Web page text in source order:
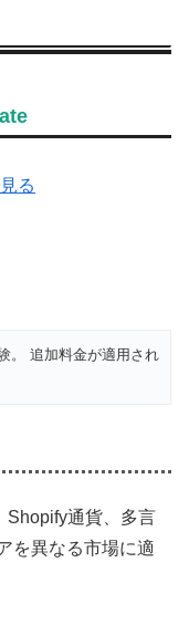
る
。 追加料金が適用され
Shopify通貨、多言
を異なる市場に適